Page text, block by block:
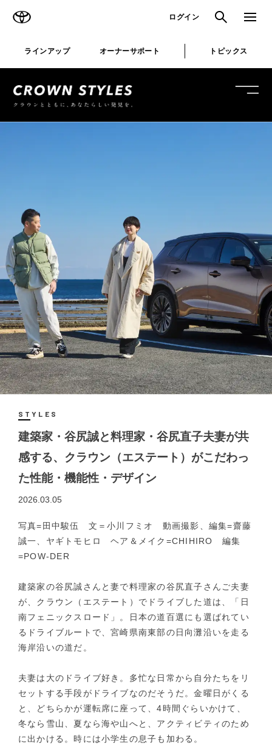
ログイン 検索 メニュ
ラインアップ オーナーサポート トピックス
STYLES
建築家・谷尻誠と料理家・谷尻直子夫妻が共
感する、クラウン（エステート）がこだわっ
た性能・機能性・デザイン
2026.03.05
写真=田中駿伍 文＝小川フミオ 動画撮影、編集=齋藤
誠一、ヤギトモヒロ ヘア＆メイク=CHIHIRO 編集
=POW-DER
建築家の谷尻誠さんと妻で料理家の谷尻直子さんご夫妻
が、クラウン（エステート）でドライブした道は、「日
南フェニックスロード」。日本の道百選にも選ばれてい
るドライブルートで、宮崎県南東部の日向灘沿いを走る
海岸沿いの道だ。
夫妻は大のドライブ好き。多忙な日常から自分たちをリ
セットする手段がドライブなのだそうだ。金曜日がくる
と、どちらかが運転席に座って、4時間ぐらいかけて、
冬なら雪山、夏なら海や山へと、アクティビティのため
に出かける。時には小学生の息子も加わる。